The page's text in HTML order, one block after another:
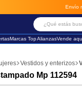
Envío
¿Qué estás
Marcas TopAlianzasVende
Vestidos y enterizos
Mp 112594